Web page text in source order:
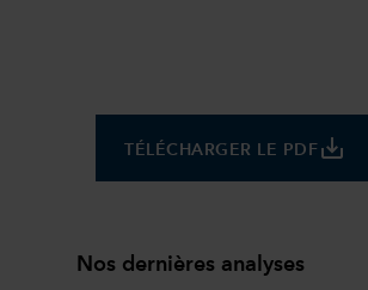
TÉLÉCHARGER LE PDF save_alt
Nos dernières analyses